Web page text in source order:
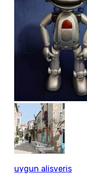
uygun alisveris